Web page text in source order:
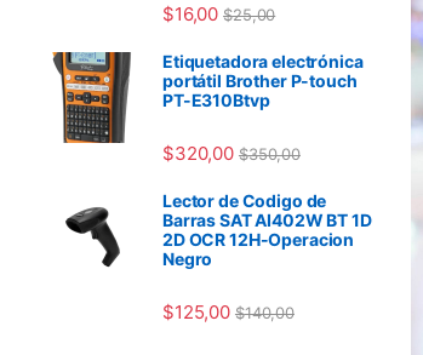
$16,00 $25,00
Etiquetadora electrónica
portátil Brother P-touch
PT-E310Btvp
$320,00 $350,00
Lector de Codigo de
Barras SAT AI402W BT 1D
2D OCR 12H-Operacion
Negro
$125,00 $140,00